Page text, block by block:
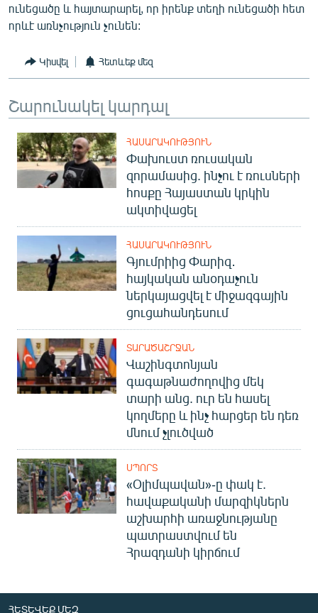
Русский
ՀԵՏԵՎԵՔ ՄԵԶ
«Ազատության» բոլոր կայքերը
ունեցածը և հայտարարել, որ իրենք տեղի ունեցածի հետ
որևէ առնչություն չունեն:
Կիսվել Հետևեք մեզ
Շարունակել կարդալ
ՀԱՍԱՐԱԿՈՒԹՅՈՒՆ
Փախուստ ռուսական
զորամասից. ինչու է ռուսների
հոսքը Հայաստան կրկին
ակտիվացել
ՀԱՍԱՐԱԿՈՒԹՅՈՒՆ
Գյումրիից Փարիզ․
հայկական անօդաչուն
ներկայացվել է միջազգային
ցուցահանդեսում
ՏԱՐԱԾԱՇՐՋԱՆ
Վաշինգտոնյան
գագաթնաժողովից մեկ
տարի անց. ուր են հասել
կողմերը և ինչ հարցեր են դեռ
մնում չլուծված
ՍՊՈՐՏ
«Օլիմպավան»-ը փակ է.
հավաքականի մարզիկներն
աշխարհի առաջնությանը
պատրաստվում են
Հրազդանի կիրճում
ՀԵՏԵՎԵՔ ՄԵԶ